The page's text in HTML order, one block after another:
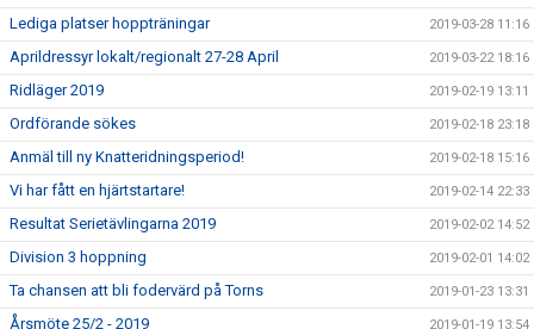
Lediga platser hoppträningar 2019-03-28 11:16
Aprildressyr lokalt/regionalt 27-28 April 2019-03-22 18:16
Ridläger 2019 2019-02-19 13:11
Ordförande sökes 2019-02-18 23:18
Anmäl till ny Knatteridningsperiod! 2019-02-18 15:16
Vi har fått en hjärtstartare! 2019-02-14 22:33
Resultat Serietävlingarna 2019 2019-02-02 14:52
Division 3 hoppning 2019-02-01 14:02
Ta chansen att bli fodervärd på Torns 2019-01-23 13:31
Årsmöte 25/2 - 2019 2019-01-19 13:54